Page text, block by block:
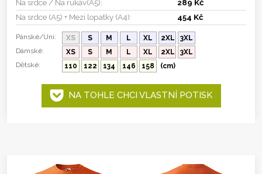
Na srdce / Na rukáv(A5):
289 Kč
Na srdce (A5) + Mezi lopatky (A4):
454 Kč
Pánské/Uni: XS S M L XL 2XL
3XL
Dámské:
XS S M L XL 2XL
3XL
Dětské:
110 122 134 146 158 (cm)
NA TOHLE CHCI VLASTNÍ POTISK